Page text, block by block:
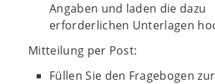
Angaben und laden die dazu
erforderlichen Unterlagen
Mitteilung per Post:
Füllen Sie den Fragebogen zur